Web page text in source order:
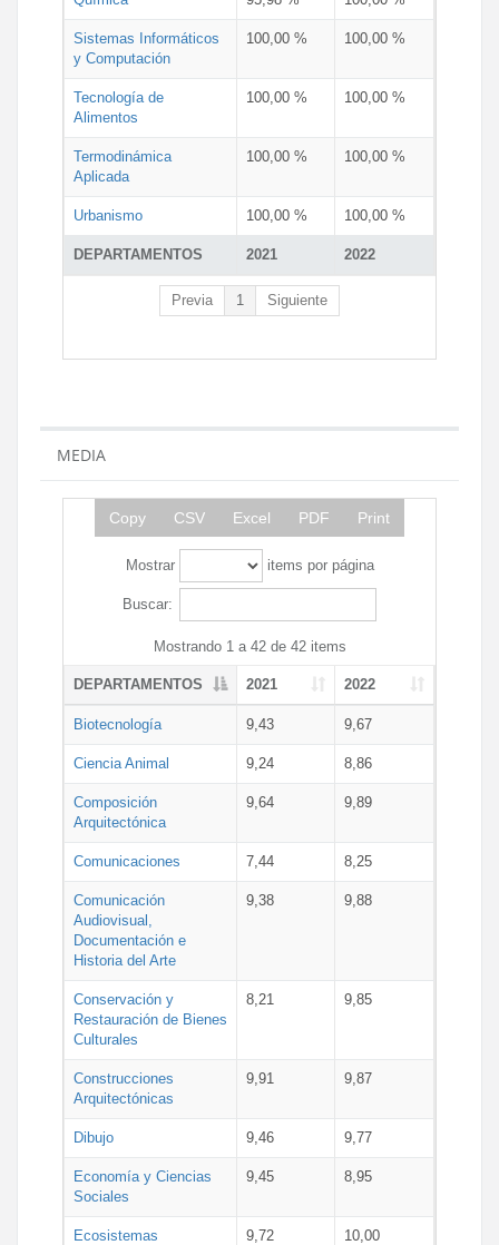
DEPARTAMENTOS 2021 2022
Sistemas Informáticos
y Computación
100,00 % 100,00 %
Tecnología de
Alimentos
100,00 % 100,00 %
Termodinámica
Aplicada
100,00 % 100,00 %
Urbanismo 100,00 % 100,00 %
Previa 1 Siguiente
MEDIA
Copy CSV Excel PDF Print
Mostrar items por página
Buscar:
Mostrando 1 a 42 de 42 items
DEPARTAMENTOS 2021 2022
Biotecnología 9,43 9,67
Ciencia Animal 9,24 8,86
Composición
Arquitectónica
9,64 9,89
Comunicaciones 7,44 8,25
Comunicación
Audiovisual,
Documentación e
Historia del Arte
9,38 9,88
Conservación y
Restauración de Bienes
Culturales
8,21 9,85
Construcciones
Arquitectónicas
9,91 9,87
Dibujo 9,46 9,77
Economía y Ciencias
Sociales
9,45 8,95
Ecosistemas
9,72 10,00